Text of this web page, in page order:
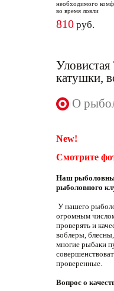
необходимого
во время ловли
810 руб.
катушки,
О
New!
Смотрите
Наш
рыболовного
У нашего
огромным
проверять и
воблеры,
многие рыбаки
проверенные.
Вопрос о